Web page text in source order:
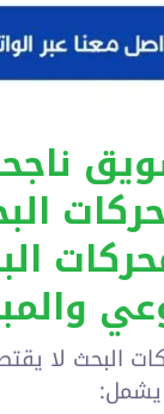
البحث لا
يشمل: